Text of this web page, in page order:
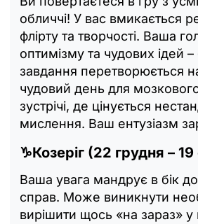
обличчі! У вас вмикається
флірту та творчості. Ваша
оптимізму та чудових ідей
завдання перетворюється
чудовий день для
зустрічі, де цінується
мислення. Ваш ентузіазм
♑Козеріг (22 грудня – 19
Ваша увага мандрує в бік
справ. Може виникнути
вирішити щось «на зараз»